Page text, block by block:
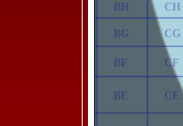
BE
BF
BG
BH
CE
CF
CG
CH